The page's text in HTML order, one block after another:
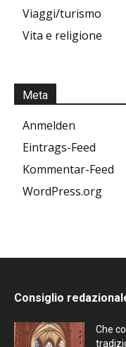
Viaggi/turismo
Vita e religione
Meta
Anmelden
Eintrags-Feed
Kommentar-Feed
WordPress.org
Consiglio
Che